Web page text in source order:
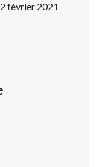
février 2021